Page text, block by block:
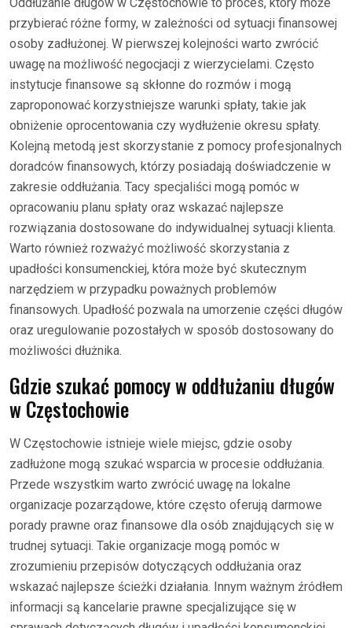
przybierać różne formy, w zależności od sytuacji finansowej
osoby zadłużonej. W pierwszej kolejności warto zwrócić
uwagę na możliwość negocjacji z wierzycielami. Często
instytucje finansowe są skłonne do rozmów i mogą
zaproponować korzystniejsze warunki spłaty, takie jak
obniżenie oprocentowania czy wydłużenie okresu spłaty.
Kolejną metodą jest skorzystanie z pomocy profesjonalnych
doradców finansowych, którzy posiadają doświadczenie w
zakresie oddłużania. Tacy specjaliści mogą pomóc w
opracowaniu planu spłaty oraz wskazać najlepsze
rozwiązania dostosowane do indywidualnej sytuacji klienta.
Warto również rozważyć możliwość skorzystania z
upadłości konsumenckiej, która może być skutecznym
narzędziem w przypadku poważnych problemów
finansowych. Upadłość pozwala na umorzenie części długów
oraz uregulowanie pozostałych w sposób dostosowany do
możliwości dłużnika.
Gdzie szukać pomocy w oddłużaniu długów
w Częstochowie
W Częstochowie istnieje wiele miejsc, gdzie osoby
zadłużone mogą szukać wsparcia w procesie oddłużania.
Przede wszystkim warto zwrócić uwagę na lokalne
organizacje pozarządowe, które często oferują darmowe
porady prawne oraz finansowe dla osób znajdujących się w
trudnej sytuacji. Takie organizacje mogą pomóc w
zrozumieniu przepisów dotyczących oddłużania oraz
wskazać najlepsze ścieżki działania. Innym ważnym źródłem
informacji są kancelarie prawne specjalizujące się w